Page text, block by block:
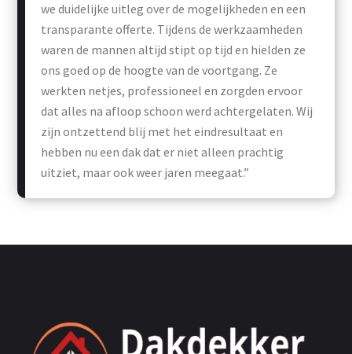
we duidelijke uitleg over de mogelijkheden en een
transparante offerte. Tijdens de werkzaamheden
waren de mannen altijd stipt op tijd en hielden ze
ons goed op de hoogte van de voortgang. Ze
werkten netjes, professioneel en zorgden ervoor
dat alles na afloop schoon werd achtergelaten. Wij
zijn ontzettend blij met het eindresultaat en
hebben nu een dak dat er niet alleen prachtig
uitziet, maar ook weer jaren meegaat.”